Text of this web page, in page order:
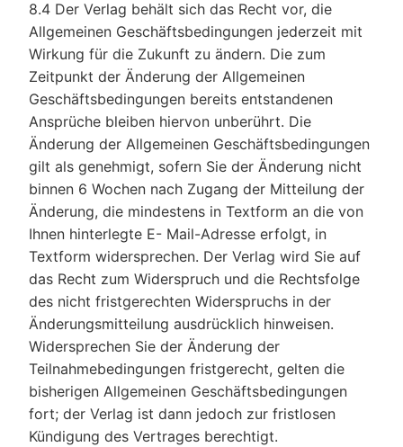
8.4 Der Verlag behält sich das Recht vor, die
Allgemeinen Geschäftsbedingungen jederzeit mit
Wirkung für die Zukunft zu ändern. Die zum
Zeitpunkt der Änderung der Allgemeinen
Geschäftsbedingungen bereits entstandenen
Ansprüche bleiben hiervon unberührt. Die
Änderung der Allgemeinen Geschäftsbedingungen
gilt als genehmigt, sofern Sie der Änderung nicht
binnen 6 Wochen nach Zugang der Mitteilung der
Änderung, die mindestens in Textform an die von
Ihnen hinterlegte E- Mail-Adresse erfolgt, in
Textform widersprechen. Der Verlag wird Sie auf
das Recht zum Widerspruch und die Rechtsfolge
des nicht fristgerechten Widerspruchs in der
Änderungsmitteilung ausdrücklich hinweisen.
Widersprechen Sie der Änderung der
Teilnahmebedingungen fristgerecht, gelten die
bisherigen Allgemeinen Geschäftsbedingungen
fort; der Verlag ist dann jedoch zur fristlosen
Kündigung des Vertrages berechtigt.